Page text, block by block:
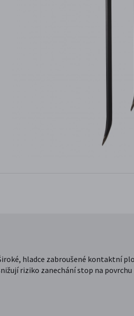
hladce zabroušené kontaktní
riziko zanechání stop na